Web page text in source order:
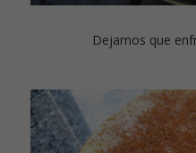
Dejamos que